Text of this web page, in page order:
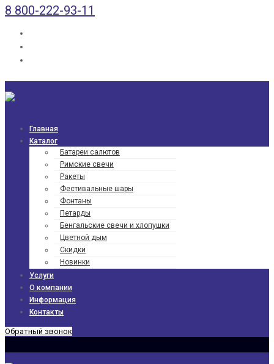
8 800-222-93-11
Главная
Каталог
Батареи салютов
Римские свечи
Ракеты
Фести­валь­ные шары
Фонтаны
Петарды
Бенгаль­ские свечи и хлопушки
Цветной дым
Скидки
Новинки
Услуги
О компании
Информация
Контакты
Обратный звонок